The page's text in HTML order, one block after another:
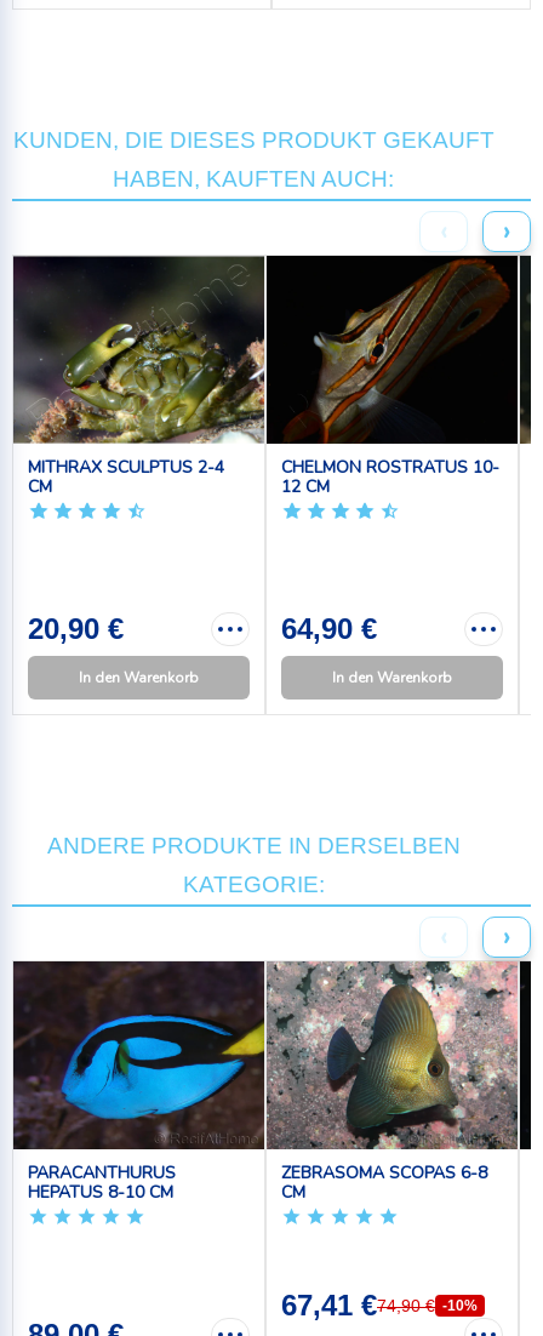
KUNDEN, DIE DIESES PRODUKT GEKAUFT
HABEN, KAUFTEN AUCH:
‹ ›
MITHRAX SCULPTUS 2-4
CM
20,90 €
In den Warenkorb
CHELMON ROSTRATUS 10-
12 CM
64,90 €
In den Warenkorb
ANDERE PRODUKTE IN DERSELBEN
KATEGORIE:
‹ ›
PARACANTHURUS
HEPATUS 8-10 CM
ZEBRASOMA SCOPAS 6-8
CM
67,41 €74,90 € -10%